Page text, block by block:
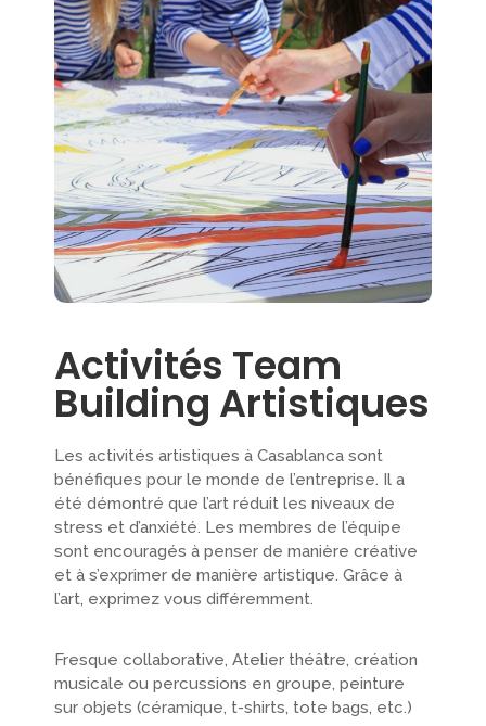
Activités Team
Building Artistiques
Les activités artistiques à Casablanca sont
bénéfiques pour le monde de l’entreprise. Il a
été démontré que l’art réduit les niveaux de
stress et d’anxiété. Les membres de l’équipe
sont encouragés à penser de manière créative
et à s’exprimer de manière artistique. Grâce à
l’art, exprimez vous différemment.
Fresque collaborative, Atelier théâtre, création
musicale ou percussions en groupe, peinture
sur objets (céramique, t-shirts, tote bags, etc.)